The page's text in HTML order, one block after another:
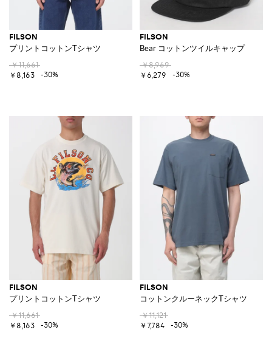
FILSON
プリントコットンTシャツ
￥11,661
￥8,163
-30%
FILSON
Bear コットンツイルキャップ
￥8,969
￥6,279
-30%
FILSON
プリントコットンTシャツ
￥11,661
￥8,163
-30%
FILSON
コットンクルーネックTシャツ
￥11,121
￥7,784
-30%